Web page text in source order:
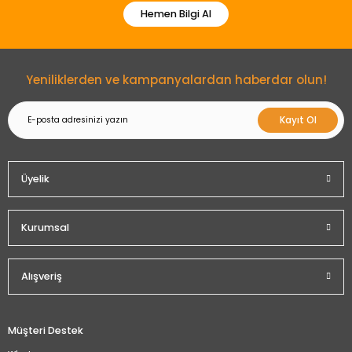
Hemen Bilgi Al
Yeniliklerden ve kampanyalardan haberdar olun!
Kayıt Ol
Üyelik
Kurumsal
Alışveriş
Müşteri Destek